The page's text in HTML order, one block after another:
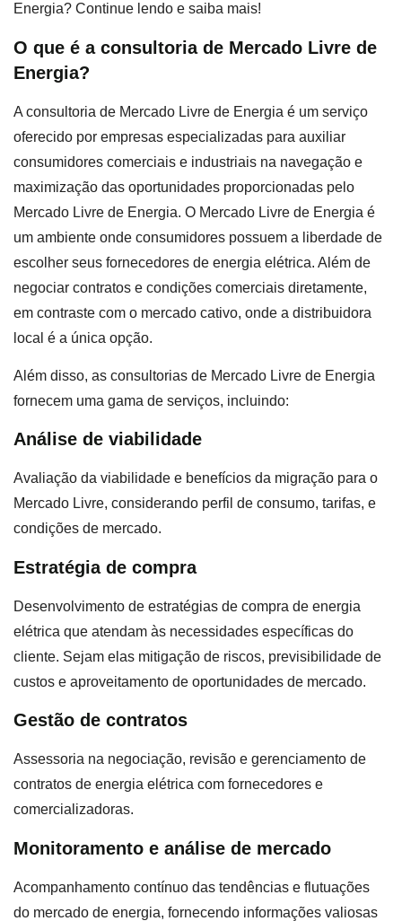
Energia? Continue lendo e saiba mais!
O que é a consultoria de Mercado Livre de
Energia?
A consultoria de Mercado Livre de Energia é um serviço
oferecido por empresas especializadas para auxiliar
consumidores comerciais e industriais na navegação e
maximização das oportunidades proporcionadas pelo
Mercado Livre de Energia. O Mercado Livre de Energia é
um ambiente onde consumidores possuem a liberdade de
escolher seus fornecedores de energia elétrica. Além de
negociar contratos e condições comerciais diretamente,
em contraste com o mercado cativo, onde a distribuidora
local é a única opção.
Além disso, as consultorias de Mercado Livre de Energia
fornecem uma gama de serviços, incluindo:
Análise de viabilidade
Avaliação da viabilidade e benefícios da migração para o
Mercado Livre, considerando perfil de consumo, tarifas, e
condições de mercado.
Estratégia de compra
Desenvolvimento de estratégias de compra de energia
elétrica que atendam às necessidades específicas do
cliente. Sejam elas mitigação de riscos, previsibilidade de
custos e aproveitamento de oportunidades de mercado.
Gestão de contratos
Assessoria na negociação, revisão e gerenciamento de
contratos de energia elétrica com fornecedores e
comercializadoras.
Monitoramento e análise de mercado
Acompanhamento contínuo das tendências e flutuações
do mercado de energia, fornecendo informações valiosas